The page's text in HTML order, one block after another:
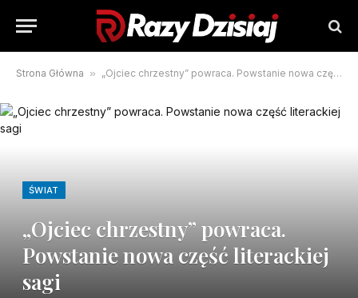
Strona Główna » „Ojciec chrzestny” powraca. Powstanie nowa część literackiej sagi
ŚWIAT
„Ojciec chrzestny” powraca.
Powstanie nowa część literackiej
sagi